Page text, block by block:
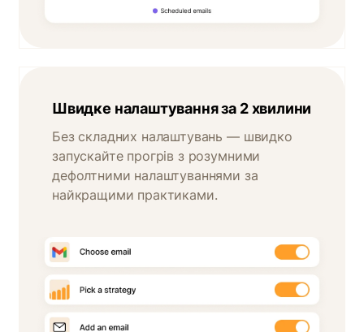
Швидке налаштування за 2 хвилини
Без складних налаштувань — швидко
запускайте прогрів з розумними
дефолтними налаштуваннями за
найкращими практиками.